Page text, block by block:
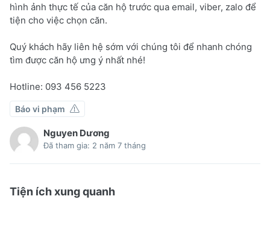
hình ảnh thực tế của căn hộ trước qua email, viber, zalo để
tiện cho việc chọn căn.
Quý khách hãy liên hệ sớm với chúng tôi để nhanh chóng
tìm được căn hộ ưng ý nhất nhé!
Hotline: 093 456 5223
Báo vi phạm
Nguyen Dương
Đã tham gia: 2 năm 7 tháng
Tiện ích xung quanh